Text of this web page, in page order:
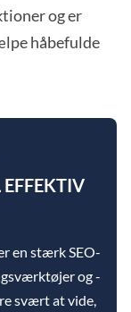
og er
håbefulde
en stærk SEO-
og -
svært at vide,